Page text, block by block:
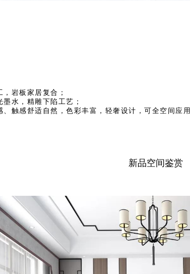
板家居复合；
精雕下陷工艺；
适自然，色彩丰富，轻奢设计，可全空间应用
新品空间鉴赏